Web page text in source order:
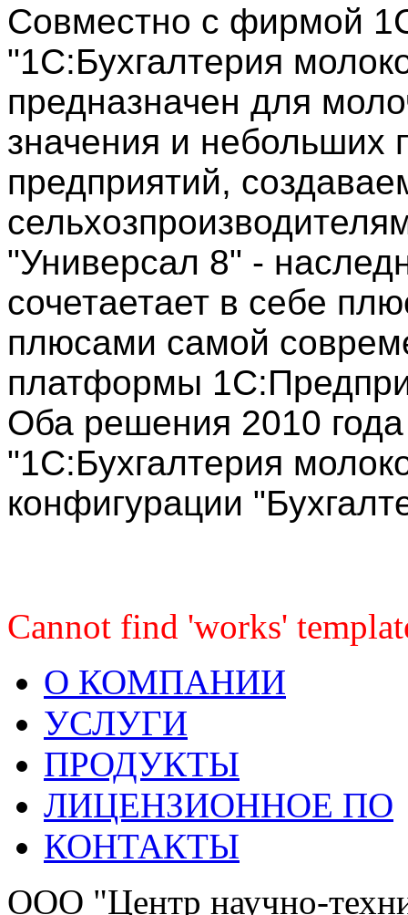
Совместно с фирмой
"1С:Бухгалтерия
предназначен для
значения и
предприятий,
"Универсал 8" -
сочетаетает в себе
плюсами самой
платформы
Оба решения 2010
"1С:Бухгалтерия
конфигурации
Cannot find 'works'
О КОМПАНИИ
УСЛУГИ
ПРОДУКТЫ
ЛИЦЕНЗИОННОЕ ПО
КОНТАКТЫ
OOО "Центр научно-